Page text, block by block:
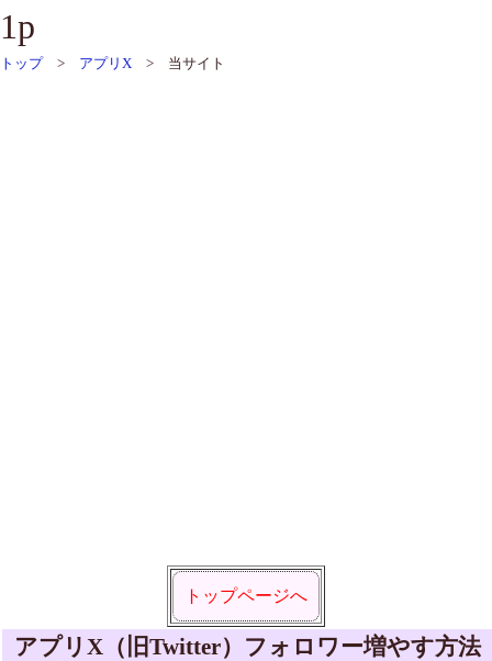
1p
トップ> アプリX > 当サイト
トップページへ
アプリX（旧Twitter）フォロワー増やす方法